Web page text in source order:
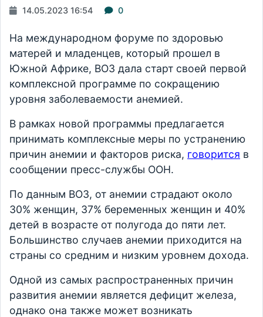
14.05.2023 16:54 0
На международном форуме по здоровью
матерей и младенцев, который прошел в
Южной Африке, ВОЗ дала старт своей первой
комплексной программе по сокращению
уровня заболеваемости анемией.
В рамках новой программы предлагается
принимать комплексные меры по устранению
причин анемии и факторов риска, говорится в
сообщении пресс-службы ООН.
По данным ВОЗ, от анемии страдают около
30% женщин, 37% беременных женщин и 40%
детей в возрасте от полугода до пяти лет.
Большинство случаев анемии приходится на
страны со средним и низким уровнем дохода.
Одной из самых распространенных причин
развития анемии является дефицит железа,
однако она также может возникать